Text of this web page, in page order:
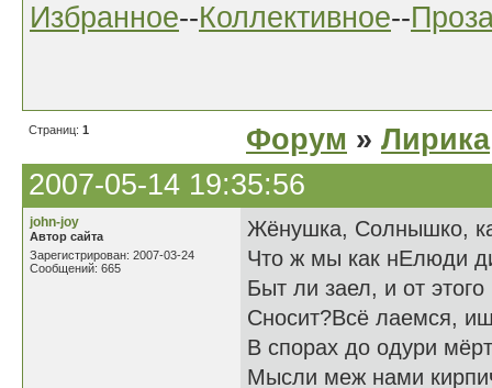
Избранное--Коллективное--
Страниц: 1 Форум » Лирика
2007-05-14 19:35:56
john-joy
Автор сайта
Зарегистрирован: 2007-03-24
Сообщений: 665
Жёнушка, Солнышко,
Что ж мы как нЕлюди
Быт ли заел, и от
Сносит?Всё лаемся,
В спорах до одури
Мысли меж нами